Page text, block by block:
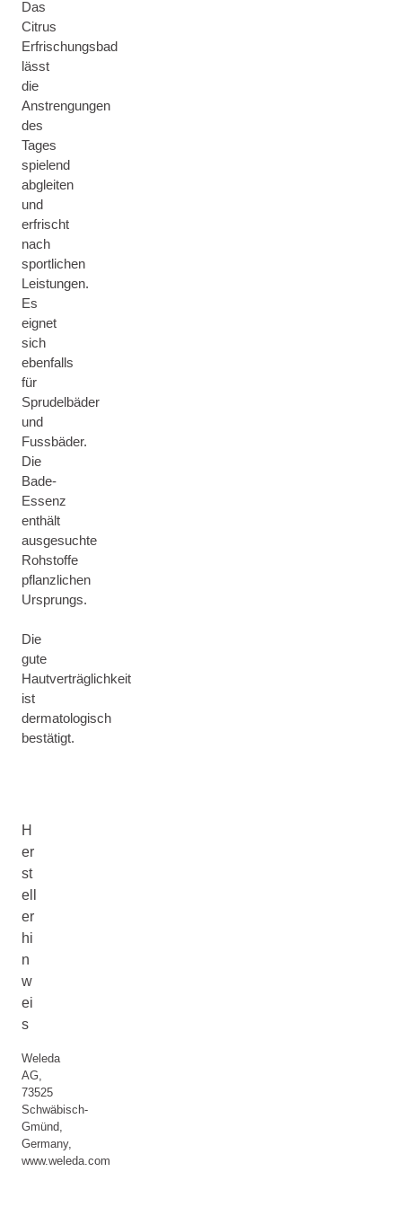
Das
Citrus
Erfrischungsbad
lässt
die
Anstrengungen
des
Tages
spielend
abgleiten
und
erfrischt
nach
sportlichen
Leistungen.
Es
eignet
sich
ebenfalls
für
Sprudelbäder
und
Fussbäder.
Die
Bade-
Essenz
enthält
ausgesuchte
Rohstoffe
pflanzlichen
Ursprungs.
Die
gute
Hautverträglichkeit
ist
dermatologisch
bestätigt.
H
er
st
ell
er
hi
n
w
ei
s
Weleda
AG,
73525
Schwäbisch-
Gmünd,
Germany,
www.weleda.com